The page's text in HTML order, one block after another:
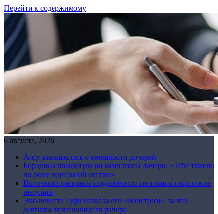
Перейти к содержимому
6 августа, 2026
Алсу высказалась о внешности дочерей
Бородина намекнула на комплексы дочери: «Тебе тяжело
на фоне идеальной сестры»
Волочкова раскрыла подробности состояния отца после
инсульта
Экс-невеста Гуфа назвала его «монстром»: за что
девушка возненавидела рэпера